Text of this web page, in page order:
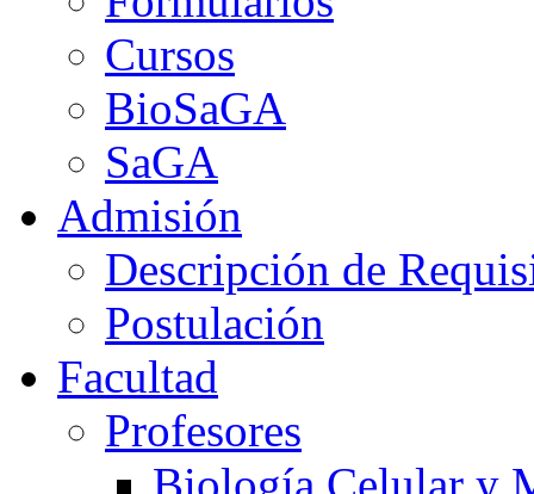
Cursos
BioSaGA
SaGA
Admisión
Descripción de
Postulación
Facultad
Profesores